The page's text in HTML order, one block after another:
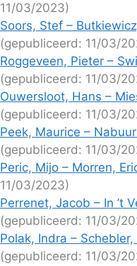
11/03/2023)
Soors, Stef –
(gepubliceerd: 11/03/
Roggeveen, Pieter –
(gepubliceerd: 11/03/
Ouwersloot, Hans –
(gepubliceerd: 11/03/
Peek, Maurice –
(gepubliceerd: 11/03/
Peric, Mijo – Morren,
11/03/2023)
Perrenet, Jacob – In ’t
(gepubliceerd: 11/03/
Polak, Indra – Schebler,
(gepubliceerd: 11/03/